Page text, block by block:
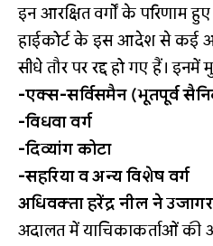
इन आरक्षित वर्गों के परिणाम हुए
हाईकोर्ट के इस आदेश से कई
सीधे तौर पर रद्द हो गए हैं।
-एक्स-सर्विसमैन (भूतपूर्व
-विधवा वर्ग
-दिव्यांग कोटा
-सहरिया व अन्य विशेष वर्ग
अधिवक्ता हरेंद्र नील ने
अदालत में याचिकाकर्ताओं की